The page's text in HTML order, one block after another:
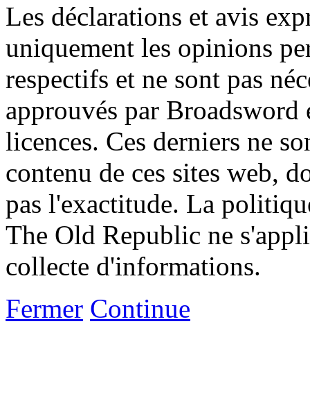
Les déclarations et avis
uniquement les opinions
respectifs et ne sont pas
approuvés par
licences. Ces derniers ne
contenu de ces sites web,
pas l'exactitude. La
The Old Republic ne
collecte d'informations.
Fermer Continue